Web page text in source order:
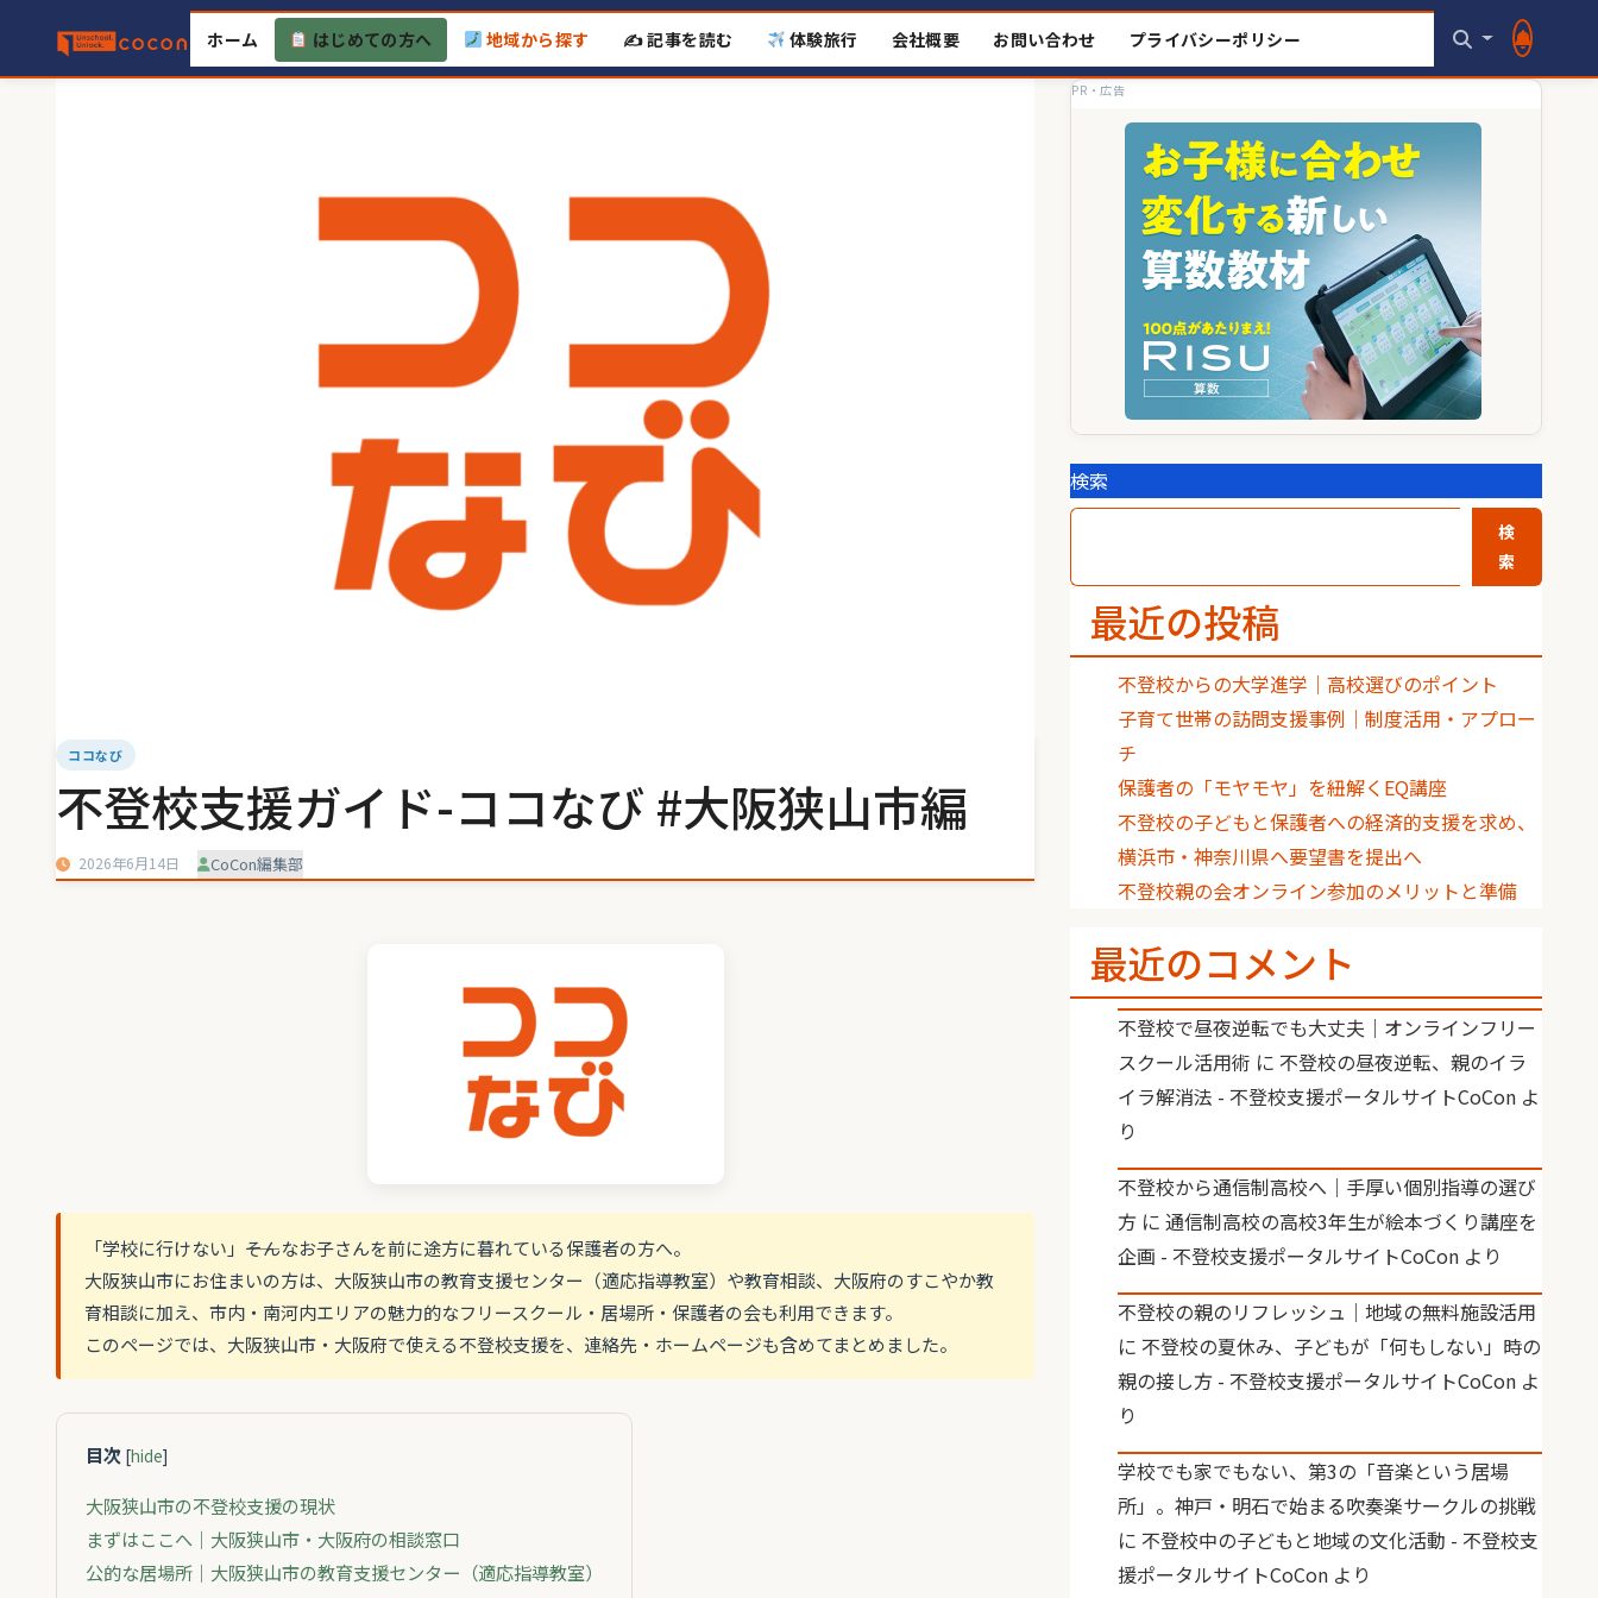
content
ホーム はじめての方へ 地域から探す ✍️ 記事を読む 体験旅行 会社概要 お問い合わせ プライバシーポリシー
ココなび
不登校支援ガイド-ココなび #大阪狭山市編
2026年6月14日 CoCon編集部
「学校に行けない」――そんなお子さんを前に途方に暮れている保護者の方へ。
大阪狭山市にお住まいの方は、大阪狭山市の教育支援センター（適応指導教室）や教育相談、大阪府のすこやか教
育相談に加え、市内・南河内エリアの魅力的なフリースクール・居場所・保護者の会も利用できます。
このページでは、大阪狭山市・大阪府で使える不登校支援を、連絡先・ホームページも含めてまとめました。
目次 [hide]
大阪狭山市の不登校支援の現状
まずはここへ｜大阪狭山市・大阪府の相談窓口
公的な居場所｜大阪狭山市の教育支援センター（適応指導教室）
PR・広告
検索
検
索
最近の投稿
不登校からの大学進学｜高校選びのポイント
子育て世帯の訪問支援事例｜制度活用・アプロー
チ
保護者の「モヤモヤ」を紐解くEQ講座
不登校の子どもと保護者への経済的支援を求め、
横浜市・神奈川県へ要望書を提出へ
不登校親の会オンライン参加のメリットと準備
最近のコメント
不登校で昼夜逆転でも大丈夫｜オンラインフリー
スクール活用術 に 不登校の昼夜逆転、親のイラ
イラ解消法 - 不登校支援ポータルサイトCoCon よ
り
不登校から通信制高校へ｜手厚い個別指導の選び
方 に通信制高校の高校3年生が絵本づくり講座を
企画 - 不登校支援ポータルサイトCoCon より
不登校の親のリフレッシュ｜地域の無料施設活用
に 不登校の夏休み、子どもが「何もしない」時の
親の接し方 - 不登校支援ポータルサイトCoCon よ
り
学校でも家でもない、第3の「音楽という居場
所」。神戸・明石で始まる吹奏楽サークルの挑戦
に 不登校中の子どもと地域の文化活動 - 不登校支
援ポータルサイトCoCon より